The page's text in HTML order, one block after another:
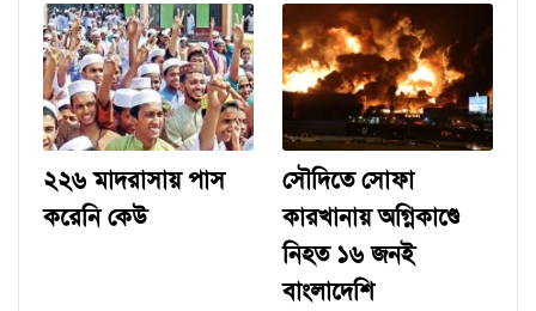
২২৬ মাদরাসায় পাস
করেনি কেউ
সৌদিতে সোফা
কারখানায় অগ্নিকাণ্ডে
নিহত ১৬ জনই
বাংলাদেশি